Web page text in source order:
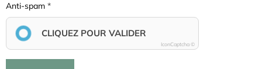
Anti-spam
CLIQUEZ POUR VALIDER
IconCaptcha ©